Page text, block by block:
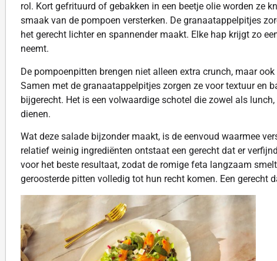
rol. Kort gefrituurd of gebakken in een beetje olie worden ze
smaak van de pompoen versterken. De granaatappelpitjes
het gerecht lichter en spannender maakt. Elke hap krijgt zo
neemt.
De pompoenpitten brengen niet alleen extra crunch, maar
Samen met de granaatappelpitjes zorgen ze voor textuur en
bijgerecht. Het is een volwaardige schotel die zowel als
dienen.
Wat deze salade bijzonder maakt, is de eenvoud waarmee
relatief weinig ingrediënten ontstaat een gerecht dat er
voor het beste resultaat, zodat de romige feta langzaam
geroosterde pitten volledig tot hun recht komen. Een gerecht